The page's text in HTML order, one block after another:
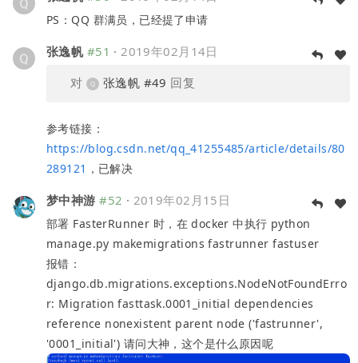
PS：QQ 群满员，已经提了申请
张逸帆 #51 · 2019年02月14日
对
张逸帆 #49 回复
参考链接：
https://blog.csdn.net/qq_41255485/article/details/80
289121 ，已解决
梦中神游 #52 · 2019年02月15日
部署 FasterRunner 时，在 docker 中执行 python
manage.py makemigrations fastrunner fastuser
报错：
django.db.migrations.exceptions.NodeNotFoundErro
r: Migration fasttask.0001_initial dependencies
reference nonexistent parent node ('fastrunner',
'0001_initial') 请问大神，这个是什么原因呢